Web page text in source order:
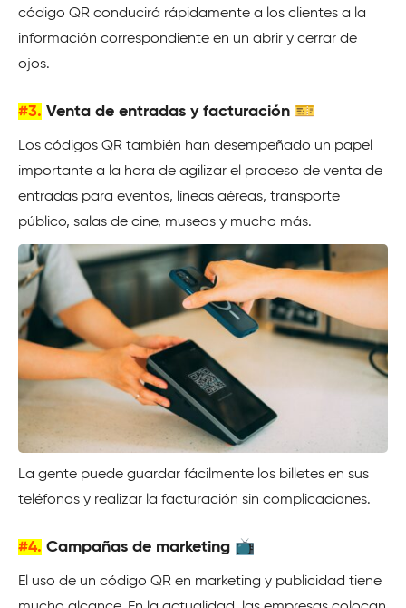
código QR conducirá rápidamente a los clientes a la
información correspondiente en un abrir y cerrar de
ojos.
#3. Venta de entradas y facturación 🎫
Los códigos QR también han desempeñado un papel
importante a la hora de agilizar el proceso de venta de
entradas para eventos, líneas aéreas, transporte
público, salas de cine, museos y mucho más.
La gente puede guardar fácilmente los billetes en sus
teléfonos y realizar la facturación sin complicaciones.
#4. Campañas de marketing 📺
El uso de un código QR en marketing y publicidad tiene